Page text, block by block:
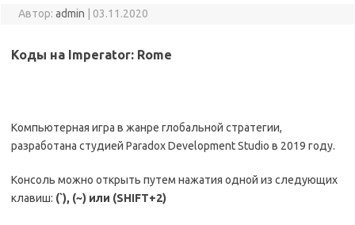
Автор: admin 03.11.2020
Коды на Imperator: Rome
Компьютерная игра в жанре глобальной стратегии,
разработана студией Paradox Development Studio в 2019 году.
Консоль можно открыть путем нажатия одной из следующих
клавиш: (`), (~) или (SHIFT+2)